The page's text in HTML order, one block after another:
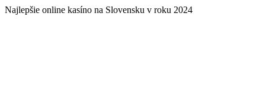
Najlepšie online kasíno na Slovensku v roku 2024